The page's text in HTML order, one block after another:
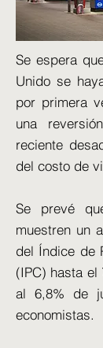
Se espera
Unido se
por primera
una
reciente
del costo de
Se prevé
muestren un
del Índice de
(IPC) hasta el
al 6,8% de
economistas.